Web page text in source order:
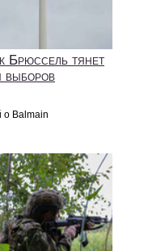
Брюссель тянет
выборов
Balmain